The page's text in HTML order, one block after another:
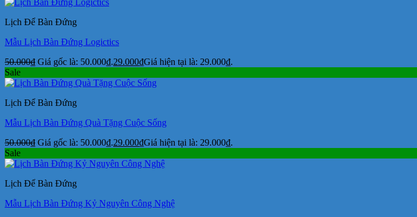
Lịch Để Bàn Đứng
Mẫu Lịch Bàn Đứng Logictics
50.000₫ Giá gốc là: 50.000₫.29.000₫Giá hiện tại là: 29.000₫.
Sale
Lịch Để Bàn Đứng
Mẫu Lịch Bàn Đứng Quà Tặng Cuộc Sống
50.000₫ Giá gốc là: 50.000₫.29.000₫Giá hiện tại là: 29.000₫.
Sale
Lịch Để Bàn Đứng
Mẫu Lịch Bàn Đứng Kỷ Nguyên Công Nghệ